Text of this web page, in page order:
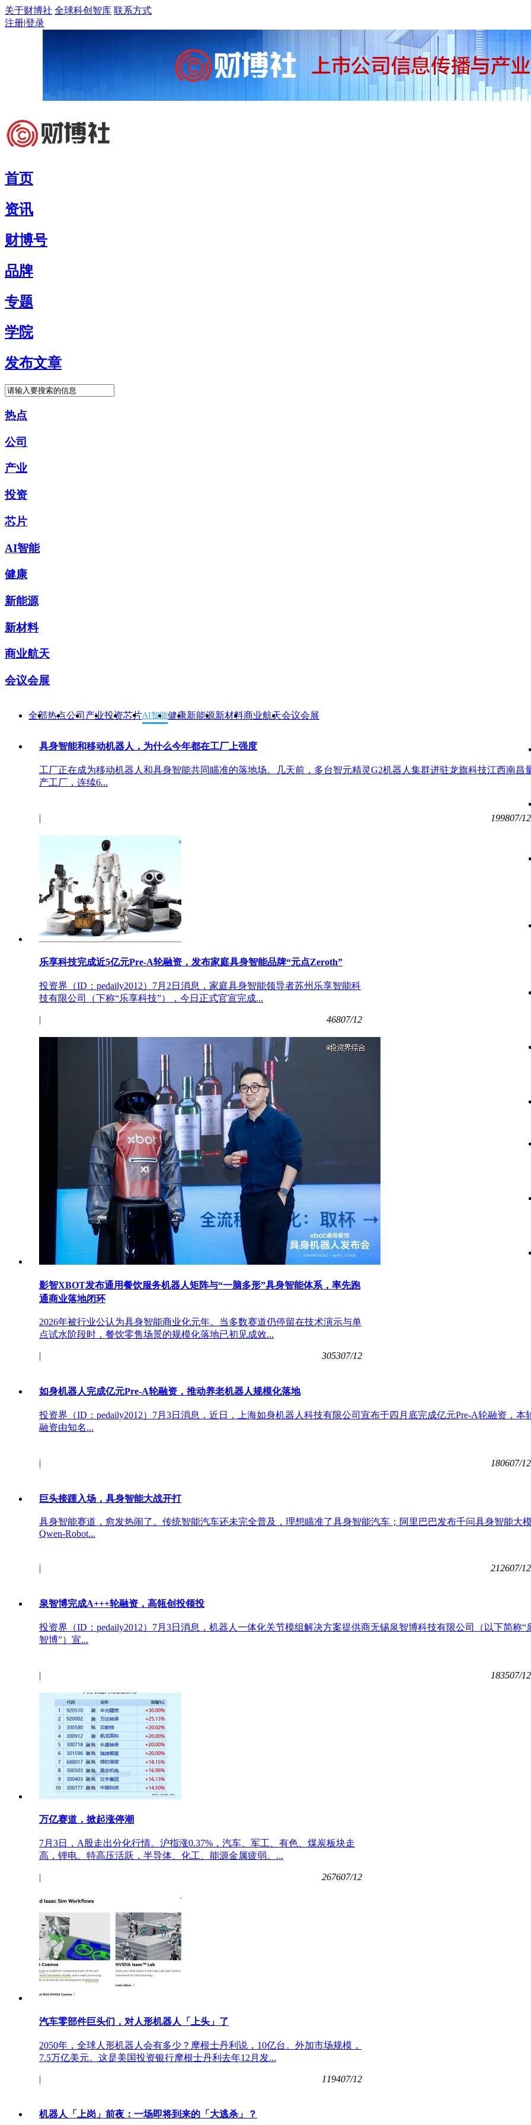
关于财博社 全球科创智库 联系方式
注册|登录
首页
资讯
财博号
品牌
专题
学院
发布文章
热点
公司
产业
投资
芯片
AI智能
健康
新能源
新材料
商业航天
会议会展
全部热点公司 产业投资芯片AI智能健康新能源新材料商业航天会议会展
具身智能和移动机器人，为什么今年都在工厂上强度
工厂正在成为移动机器人和具身智能共同瞄准的落地场。几天前，多台智元精灵G2机器人集群进驻龙旗科技江西南昌
产工厂，连续6...
| 199807/12
乐享科技完成近5亿元Pre-A轮融资，发布家庭具身智能品牌“元点Zeroth”
投资界（ID：pedaily2012）7月2日消息，家庭具身智能领导者苏州乐享智能科
技有限公司（下称“乐享科技”），今日正式官宣完成...
| 46807/12
影智XBOT发布通用餐饮服务机器人矩阵与“一脑多形”具身智能体系，率先跑
通商业落地闭环
2026年被行业公认为具身智能商业化元年。当多数赛道仍停留在技术演示与单
点试水阶段时，餐饮零售场景的规模化落地已初见成效...
| 305307/12
如身机器人完成亿元Pre-A轮融资，推动养老机器人规模化落地
投资界（ID：pedaily2012）7月3日消息，近日，上海如身机器人科技有限公司宣布于四月底完成亿元Pre-A轮融资，本
融资由知名...
| 180607/12
巨头接踵入场，具身智能大战开打
具身智能赛道，愈发热闹了。传统智能汽车还未完全普及，理想瞄准了具身智能汽车；阿里巴巴发布千问具身智能大
Qwen-Robot...
| 212607/12
泉智博完成A+++轮融资，高瓴创投领投
投资界（ID：pedaily2012）7月3日消息，机器人一体化关节模组解决方案提供商无锡泉智博科技有限公司（以下简称“
智博”）宣...
| 183507/12
万亿赛道，掀起涨停潮
7月3日，A股走出分化行情。沪指涨0.37%，汽车、军工、有色、煤炭板块走
高，锂电、特高压活跃，半导体、化工、能源金属疲弱。...
| 267607/12
汽车零部件巨头们，对人形机器人「上头」了
2050年，全球人形机器人会有多少？摩根士丹利说，10亿台。外加市场规模，
7.5万亿美元。这是美国投资银行摩根士丹利去年12月发...
| 119407/12
机器人「上岗」前夜：一场即将到来的「大逃杀」？